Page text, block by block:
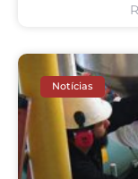
Notícias